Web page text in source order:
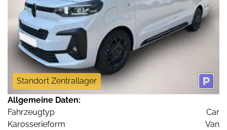
Standort Zentrallager
Allgemeine Daten:
Fahrzeugtyp
Car
Karosserieform
Van